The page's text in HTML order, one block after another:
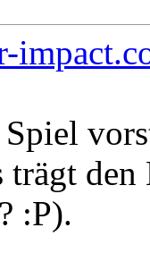
trägt den
:P).